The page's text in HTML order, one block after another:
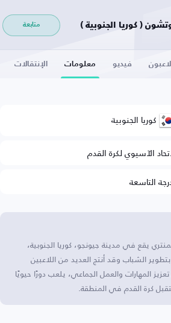
الجنوبية ) متابعة
فيديو معلومات الإنتقالات
كوريا الجنوبية
الآسيوي لكرة القدم
التاسعة
يقع في مدينة جيونجو، كوريا الجنوبية،
الشباب وقد أنتج العديد من اللاعبين
المهارات والعمل الجماعي، يلعب دورًا حيويًا
كرة القدم في المنطقة.